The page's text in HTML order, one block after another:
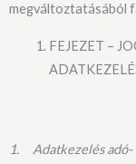
megváltoztatásából
FEJEZET –
1. Adatkezelés